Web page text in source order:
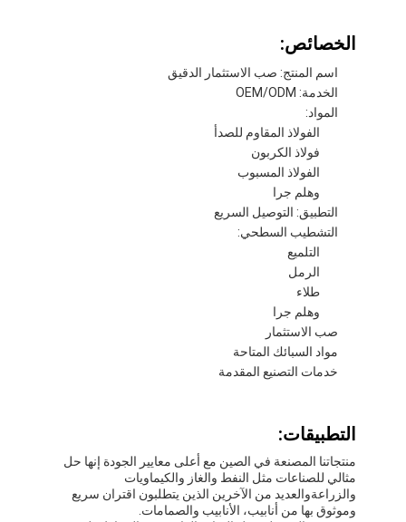
منتجات
معلومات عنا
الخصائص:
اسم المنتج: صب الاستثمار الدقيق
الخدمة: OEM/ODM
المواد:
الفولاذ المقاوم للصدأ
فولاذ الكربون
الفولاذ المسبوب
وهلم جرا
التطبيق: التوصيل السريع
التشطيب السطحي:
التلميع
الرمل
طلاء
وهلم جرا
صب الاستثمار
مواد السبائك المتاحة
خدمات التصنيع المقدمة
التطبيقات:
منتجاتنا المصنعة في الصين مع أعلى معايير الجودة إنها حل
مثالي للصناعات مثل النفط والغاز والكيماويات
والزراعةوالعديد من الآخرين الذين يتطلبون اقتران سريع
وموثوق بها من أنابيب، الأنابيب والصمامات.